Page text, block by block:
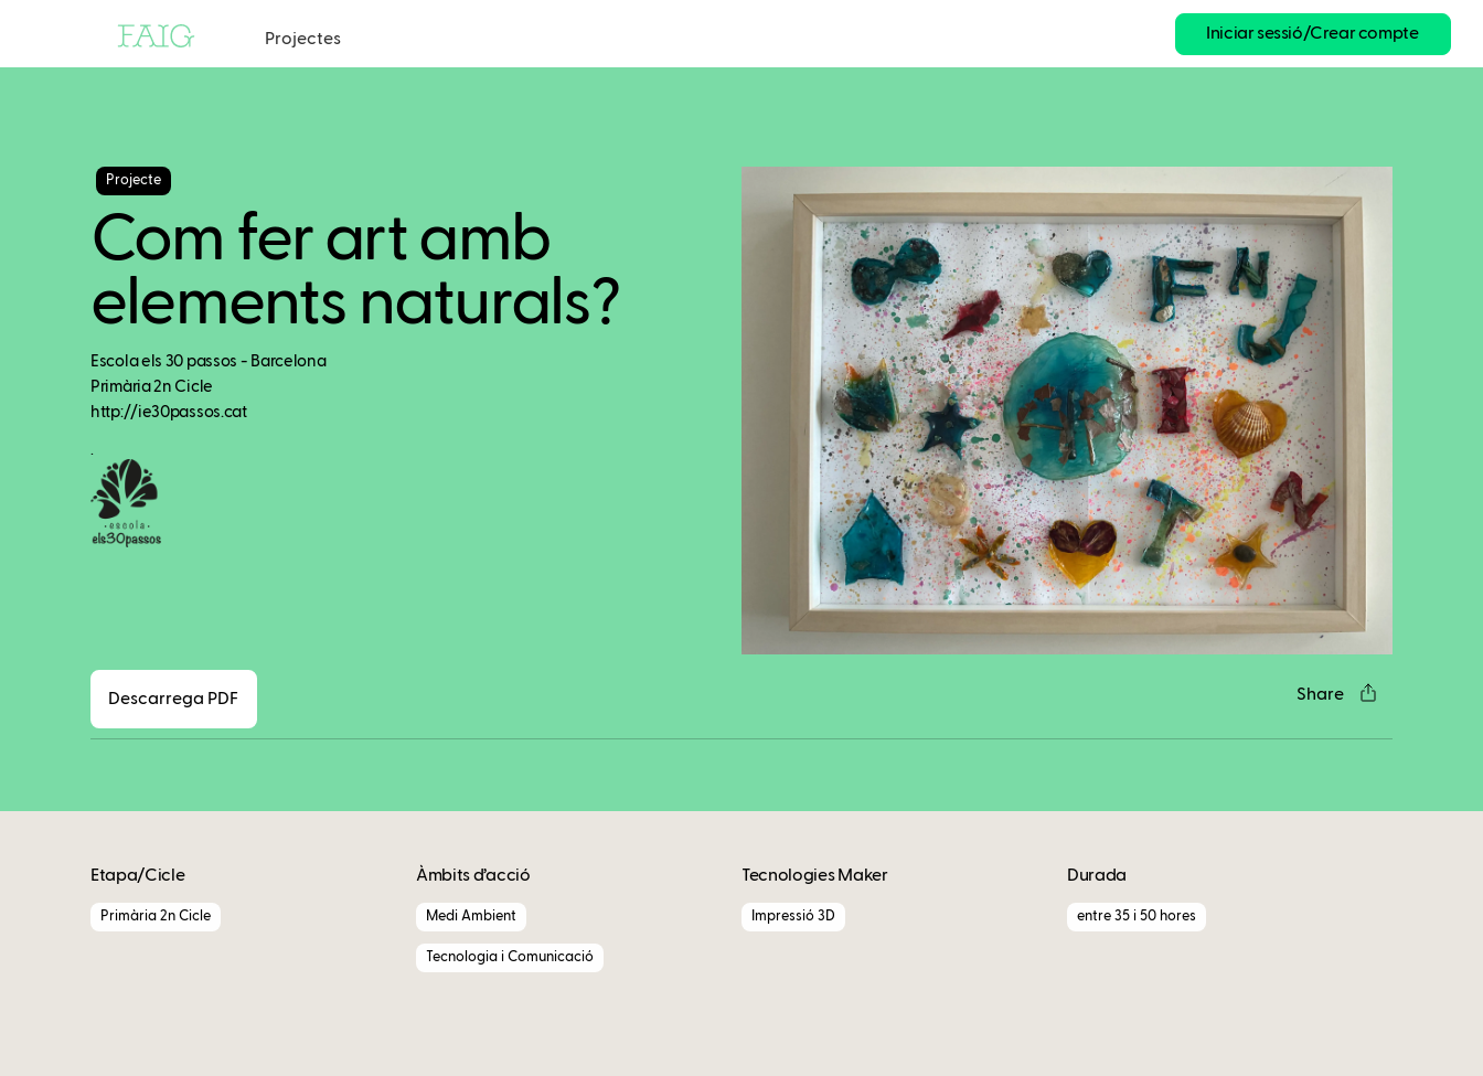
Projectes Iniciar sessió/Crear compte
Projecte
Com fer art amb
elements naturals?
Escola els 30 passos - Barcelona
Primària 2n Cicle
http://ie30passos.cat
Descarrega PDF Share
Facebook
Twitter
LinkedIn
WhatsApp
Reddit
Gmail
Email
Etapa/Cicle
Primària 2n Cicle
Àmbits d’acció
Medi Ambient
Tecnologia i Comunicació
Tecnologies Maker
Impressió 3D
Durada
entre 35 i 50 hores